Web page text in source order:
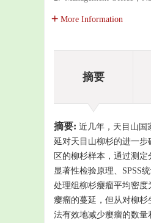
More Information
摘要
摘要: 近几年，天目山国
延对天目山柳杉的进一
区的柳杉样本，通过测
显著性检验原理、SPSS
处理组柳杉瘿瘤平均密度
瘿瘤的蔓延，但从对柳杉
法有效地减少瘿瘤的数